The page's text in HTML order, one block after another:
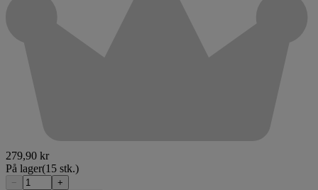
279,90 kr
På lager(15 stk.)
−
+